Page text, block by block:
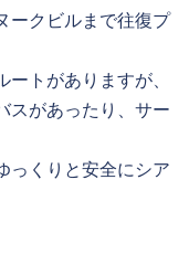
ークビルまで往復プ
トがありますが、
スがあったり、サー
っくりと安全にシア